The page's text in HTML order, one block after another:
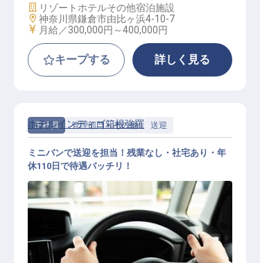
施設業態
リゾートホテルその他宿泊施設
勤務地
神奈川県鎌倉市由比ヶ浜4-10-7
給与
月給／300,000円～400,000円
キープする 詳しく見る
正社員 管理部門・その他 送迎
ホテルインディゴ箱根強羅
ミニバンで送迎を担当！残業なし・社宅あり・年
休110日で待遇バッチリ！